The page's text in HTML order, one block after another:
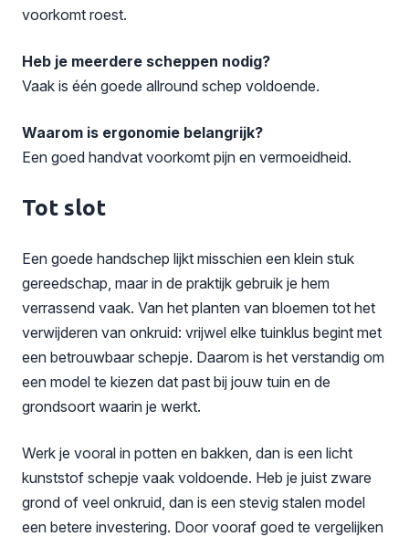
voorkomt roest.
Heb je meerdere scheppen nodig?
Vaak is één goede allround schep voldoende.
Waarom is ergonomie belangrijk?
Een goed handvat voorkomt pijn en vermoeidheid.
Tot slot
Een goede handschep lijkt misschien een klein stuk
gereedschap, maar in de praktijk gebruik je hem
verrassend vaak. Van het planten van bloemen tot het
verwijderen van onkruid: vrijwel elke tuinklus begint met
een betrouwbaar schepje. Daarom is het verstandig om
een model te kiezen dat past bij jouw tuin en de
grondsoort waarin je werkt.
Werk je vooral in potten en bakken, dan is een licht
kunststof schepje vaak voldoende. Heb je juist zware
grond of veel onkruid, dan is een stevig stalen model
een betere investering. Door vooraf goed te vergelijken